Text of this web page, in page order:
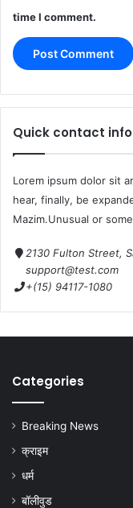
time I comment.
Quick contact info
Lorem ipsum dolor sit
hear, finally, be
Mazim.Unusual or
2130 Fulton Street,
support@test.com
+(15) 94117-1080
Categories
Breaking News
क्राइम
धर्म
बॉलीवुड